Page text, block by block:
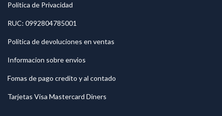
Politica de Privacidad
RUC: 0992804785001
Politica de devoluciones en ventas
Informacion sobre envios
Fomas de pago credito y al contado
Tarjetas Visa Mastercard Diners